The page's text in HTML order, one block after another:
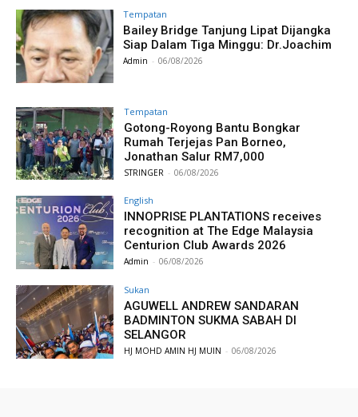
Tempatan
Bailey Bridge Tanjung Lipat Dijangka
Siap Dalam Tiga Minggu: Dr.Joachim
Admin - 06/08/2026
Tempatan
Gotong-Royong Bantu Bongkar
Rumah Terjejas Pan Borneo,
Jonathan Salur RM7,000
STRINGER - 06/08/2026
English
INNOPRISE PLANTATIONS receives
recognition at The Edge Malaysia
Centurion Club Awards 2026
Admin - 06/08/2026
Sukan
AGUWELL ANDREW SANDARAN
BADMINTON SUKMA SABAH DI
SELANGOR
HJ MOHD AMIN HJ MUIN - 06/08/2026